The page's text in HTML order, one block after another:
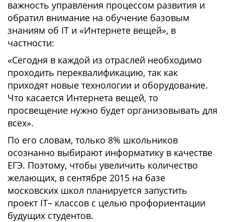
важность управления процессом развития и
обратил внимание на обучение базовым
знаниям об IT и «Интернете вещей», в
частности:
«Сегодня в каждой из отраслей необходимо
проходить переквалификацию, так как
приходят новые технологии и оборудование.
Что касается Интернета вещей, то
просвещение нужно будет организовывать для
всех».
По его словам, только 8% школьников
осознанно выбирают информатику в качестве
ЕГЭ. Поэтому, чтобы увеличить количество
желающих, в сентябре 2015 на базе
московских школ планируется запустить
проект IT– классов с целью профориентации
будущих студентов.